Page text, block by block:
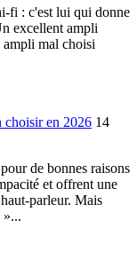
fi : c'est lui qui donne
excellent ampli
ampli mal choisi
choisir en 2026 14
de bonnes raisons
et offrent une
parleur. Mais
»...